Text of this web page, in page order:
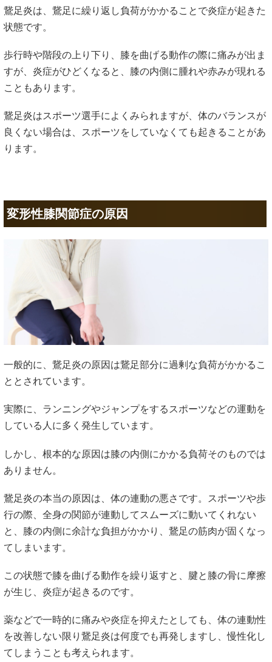
鵞足炎は、鵞足に繰り返し負荷がかかることで炎症が起きた
状態です。
歩行時や階段の上り下り、膝を曲げる動作の際に痛みが出ま
すが、炎症がひどくなると、膝の内側に腫れや赤みが現れる
こともあります。
鵞足炎はスポーツ選手によくみられますが、体のバランスが
良くない場合は、スポーツをしていなくても起きることがあ
ります。
変形性膝関節症の原因
一般的に、鵞足炎の原因は鵞足部分に過剰な負荷がかかるこ
ととされています。
実際に、ランニングやジャンプをするスポーツなどの運動を
している人に多く発生しています。
しかし、根本的な原因は膝の内側にかかる負荷そのものでは
ありません。
鵞足炎の本当の原因は、体の連動の悪さです。スポーツや歩
行の際、全身の関節が連動してスムーズに動いてくれない
と、膝の内側に余計な負担がかかり、鵞足の筋肉が固くなっ
てしまいます。
この状態で膝を曲げる動作を繰り返すと、腱と膝の骨に摩擦
が生じ、炎症が起きるのです。
薬などで一時的に痛みや炎症を抑えたとしても、体の連動性
を改善しない限り鵞足炎は何度でも再発しますし、慢性化し
てしまうことも考えられます。